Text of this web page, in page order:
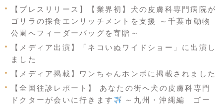
【プレスリリース】【業界初】犬の皮膚科専門病院が
ゴリラの採食エンリッチメントを支援 ～千葉市動物
公園へフィーダーバッグを寄贈～
【メディア出演】「ネコいぬワイドショー」に出演し
ました
【メディア掲載】ワンちゃんホンポに掲載されました
【全国往診レポート】 あなたの街へ犬の皮膚科専門
ドクターが会いに行きます
～九州・沖縄編 ゴー